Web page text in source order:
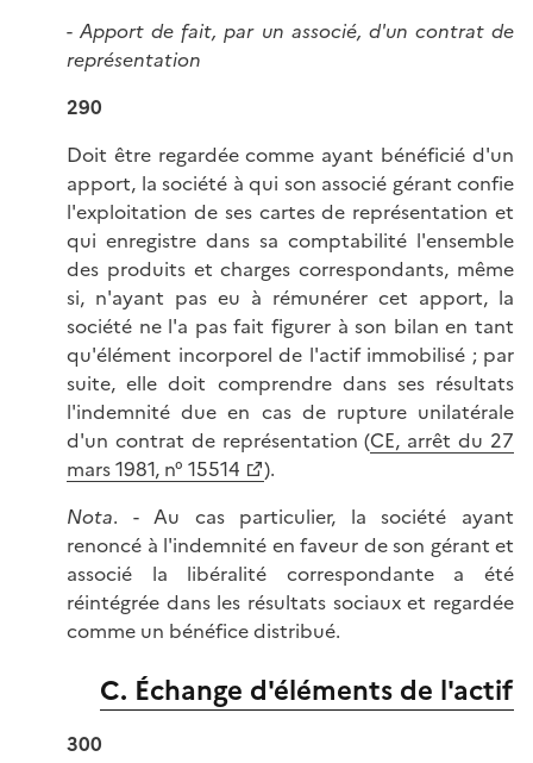
-Apport de fait, par un associé, d'un contrat de
représentation
290
Doit être regardée comme ayant bénéficié d'un
apport, la société à qui son associé gérant confie
l'exploitation de ses cartes de représentation et
qui enregistre dans sa comptabilité l'ensemble
des produits et charges correspondants, même
si, n'ayant pas eu à rémunérer cet apport, la
société ne l'a pas fait figurer à son bilan en tant
qu'élément incorporel de l'actif immobilisé ; par
suite, elle doit comprendre dans ses résultats
l'indemnité due en cas de rupture unilatérale
d'un contrat de représentation (CE, arrêt du 27
mars 1981, n° 15514
).
Nota. - Au cas particulier, la société ayant
renoncé à l'indemnité en faveur de son gérant et
associé la libéralité correspondante a été
réintégrée dans les résultats sociaux et regardée
comme un bénéfice distribué.
C. Échange d'éléments de l'actif
300